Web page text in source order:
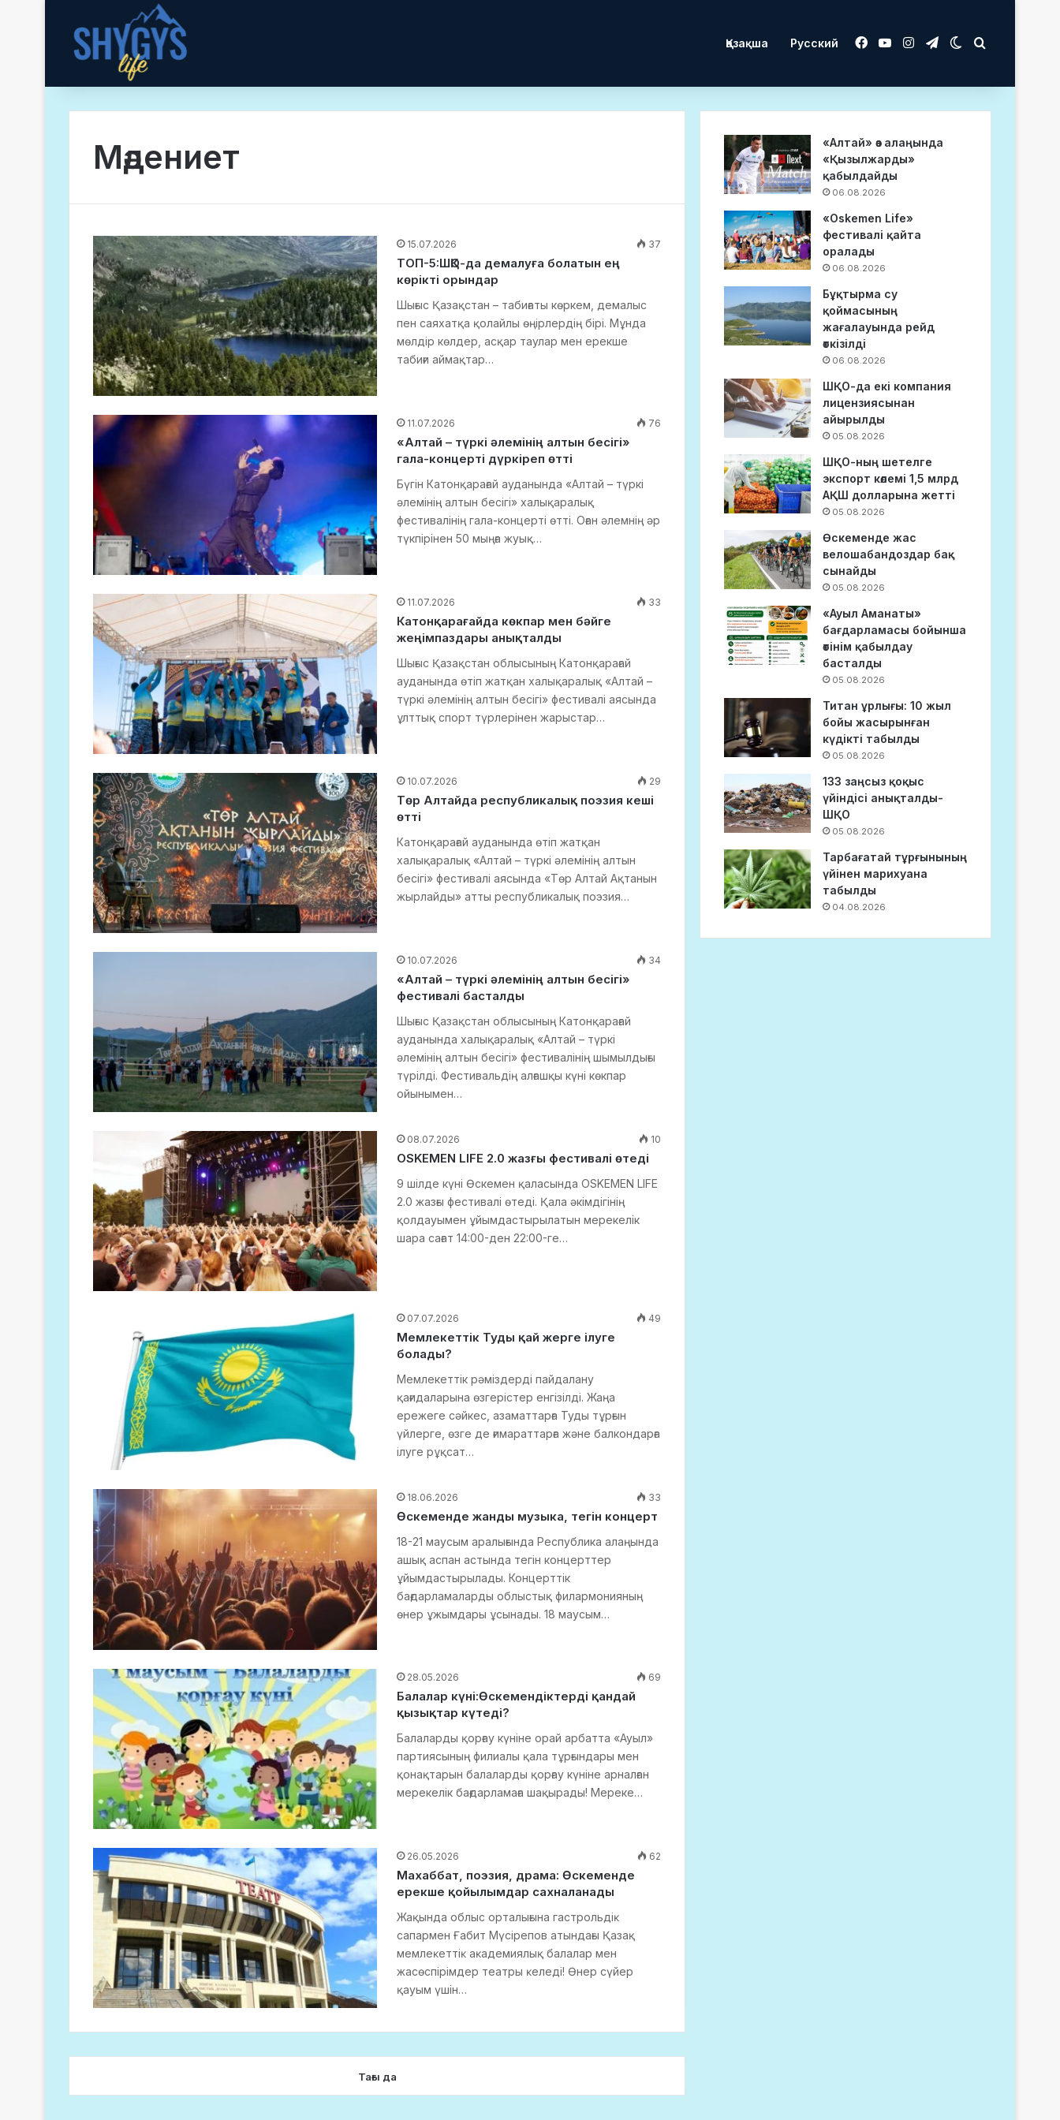
Қазақша Русский Facebook
YouTubeInstagram
TelegramSwitch skin
Мәдениет
15.07.2026 37
ТОП-5:ШҚО-да демалуға болатын ең
көрікті орындар
Шығыс Қазақстан – табиғаты көркем, демалыс
пен саяхатқа қолайлы өңірлердің бірі. Мұнда
мөлдір көлдер, асқар таулар мен ерекше
табиғи аймақтар…
11.07.2026 76
«Алтай – түркі әлемінің алтын бесігі»
гала-концерті дүркіреп өтті
Бүгін Катонқарағай ауданында «Алтай – түркі
әлемінің алтын бесігі» халықаралық
фестивалінің гала-концерті өтті. Оған әлемнің әр
түкпірінен 50 мыңға жуық…
11.07.2026 33
Катонқарағайда көкпар мен бәйге
жеңімпаздары анықталды
Шығыс Қазақстан облысының Катонқарағай
ауданында өтіп жатқан халықаралық «Алтай –
түркі әлемінің алтын бесігі» фестивалі аясында
ұлттық спорт түрлерінен жарыстар…
10.07.2026 29
Төр Алтайда республикалық поэзия кеші
өтті
Катонқарағай ауданында өтіп жатқан
халықаралық «Алтай – түркі әлемінің алтын
бесігі» фестивалі аясында «Төр Алтай Ақтанын
жырлайды» атты республикалық поэзия…
10.07.2026 34
«Алтай – түркі әлемінің алтын бесігі»
фестивалі басталды
Шығыс Қазақстан облысының Катонқарағай
ауданында халықаралық «Алтай – түркі
әлемінің алтын бесігі» фестивалінің шымылдығы
түрілді. Фестивальдің алғашқы күні көкпар
ойынымен…
08.07.2026 10
OSKEMEN LIFE 2.0 жазғы фестивалі өтеді
9 шілде күні Өскемен қаласында OSKEMEN LIFE
2.0 жазғы фестивалі өтеді. Қала әкімдігінің
қолдауымен ұйымдастырылатын мерекелік
шара сағат 14:00-ден 22:00-ге…
07.07.2026 49
Мемлекеттік Туды қай жерге ілуге
болады?
Мемлекеттік рәміздерді пайдалану
қағидаларына өзгерістер енгізілді. Жаңа
ережеге сәйкес, азаматтарға Туды тұрғын
үйлерге, өзге де ғимараттарға және балкондарға
ілуге рұқсат…
18.06.2026 33
Өскеменде жанды музыка, тегін концерт
18-21 маусым аралығында Республика алаңында
ашық аспан астында тегін концерттер
ұйымдастырылады. Концерттік
бағдарламаларды облыстық филармонияның
өнер ұжымдары ұсынады. 18 маусым…
28.05.2026 69
Балалар күні:Өскемендіктерді қандай
қызықтар күтеді?
Балаларды қорғау күніне орай арбатта «Ауыл»
партиясының филиалы қала тұрғындары мен
қонақтарын балаларды қорғау күніне арналған
мерекелік бағдарламаға шақырады! Мереке…
26.05.2026 62
Махаббат, поэзия, драма: Өскеменде
ерекше қойылымдар сахналанады
Жақында облыс орталығына гастрольдіĸ
сапармен Ғабит Мүсірепов атындағы Қазақ
мемлеĸеттіĸ аĸадемиялық балалар мен
жасөспірімдер театры ĸеледі! Өнер сүйер
қауым үшін…
Тағы да
«Алтай» өз алаңында
«Қызылжарды»
қабылдайды
06.08.2026
«Oskemen Life»
фестивалі қайта
оралады
06.08.2026
Бұқтырма су
қоймасының
жағалауында рейд
өткізілді
06.08.2026
ШҚО-да екі компания
лицензиясынан
айырылды
05.08.2026
ШҚО-ның шетелге
экспорт көлемі 1,5 млрд
АҚШ долларына жетті
05.08.2026
Өскеменде жас
велошабандоздар бақ
сынайды
05.08.2026
«Ауыл Аманаты»
бағдарламасы бойынша
өтінім қабылдау
басталды
05.08.2026
Титан ұрлығы: 10 жыл
бойы жасырынған
күдікті табылды
05.08.2026
133 заңсыз қоқыс
үйіндісі анықталды-
ШҚО
05.08.2026
Тарбағатай тұрғынының
үйінен марихуана
табылды
04.08.2026